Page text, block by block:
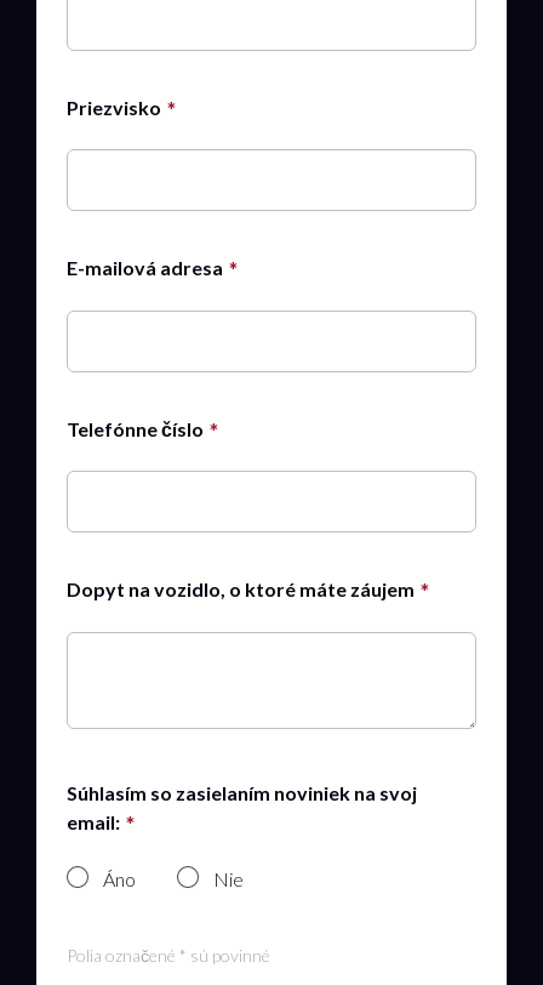
Priezvisko
E-mailová adresa
Telefónne číslo
Dopyt na vozidlo, o ktoré máte záujem
Súhlasím so zasielaním noviniek na svoj
email:
Áno Nie
Polia označené * sú povinné